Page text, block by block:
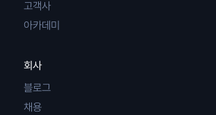
고객사
아카데미
회사
블로그
채용